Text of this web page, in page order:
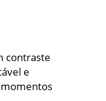
contraste
e